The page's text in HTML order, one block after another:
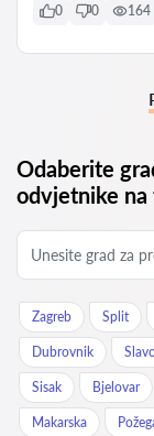
0 0 164
Odaberite
odvjetnike na
Zagreb Split
Dubrovnik
Sisak Bjelovar
Makarska